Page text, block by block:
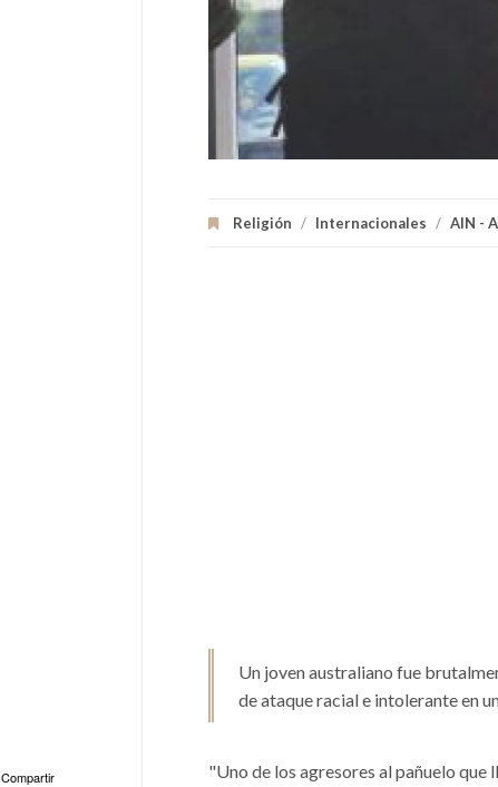
Religión / Internacionales / AIN -
Un joven australiano fue
de ataque racial e intolerante en
"Uno de los agresores al pañuelo que
Compartir